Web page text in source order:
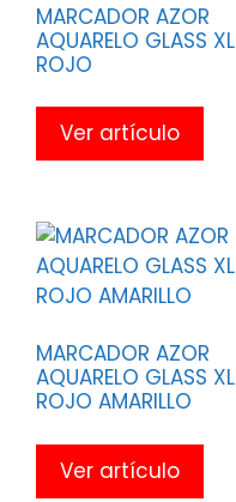
MARCADOR AZOR
AQUARELO GLASS XL
ROJO
Ver artículo
MARCADOR AZOR
AQUARELO GLASS XL
ROJO AMARILLO
Ver artículo